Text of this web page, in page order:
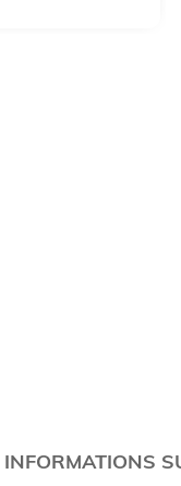
INFORMATIONS